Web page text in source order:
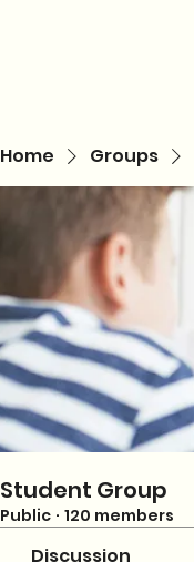
Home Groups
Student Group
Public · 120 members
Discussion